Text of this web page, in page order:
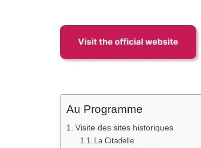
Au Programme
Visite des sites historiques
La Citadelle